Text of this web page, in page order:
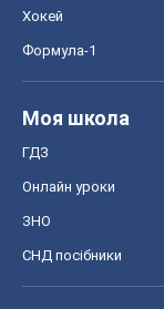
Хокей
Формула-1
Моя школа
ГДЗ
Онлайн уроки
ЗНО
СНД посібники